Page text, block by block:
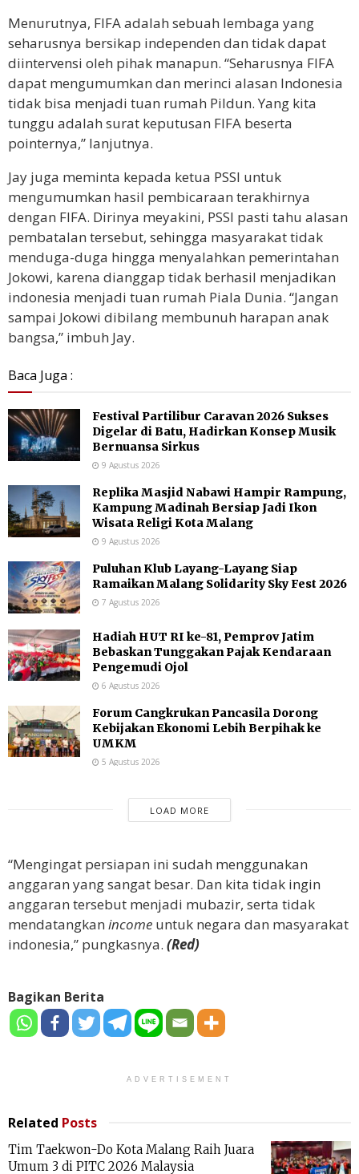
Menurutnya, FIFA adalah sebuah lembaga yang
seharusnya bersikap independen dan tidak dapat
diintervensi oleh pihak manapun. “Seharusnya FIFA
dapat mengumumkan dan merinci alasan Indonesia
tidak bisa menjadi tuan rumah Pildun. Yang kita
tunggu adalah surat keputusan FIFA beserta
pointernya,” lanjutnya.
Jay juga meminta kepada ketua PSSI untuk
mengumumkan hasil pembicaraan terakhirnya
dengan FIFA. Dirinya meyakini, PSSI pasti tahu alasan
pembatalan tersebut, sehingga masyarakat tidak
menduga-duga hingga menyalahkan pemerintahan
Jokowi, karena dianggap tidak berhasil menjadikan
indonesia menjadi tuan rumah Piala Dunia. “Jangan
sampai Jokowi dibilang membunuh harapan anak
bangsa,” imbuh Jay.
Baca Juga :
Festival Partilibur Caravan 2026 Sukses
Digelar di Batu, Hadirkan Konsep Musik
Bernuansa Sirkus
9 Agustus 2026
Replika Masjid Nabawi Hampir Rampung,
Kampung Madinah Bersiap Jadi Ikon
Wisata Religi Kota Malang
9 Agustus 2026
Puluhan Klub Layang-Layang Siap
Ramaikan Malang Solidarity Sky Fest 2026
7 Agustus 2026
Hadiah HUT RI ke-81, Pemprov Jatim
Bebaskan Tunggakan Pajak Kendaraan
Pengemudi Ojol
6 Agustus 2026
Forum Cangkrukan Pancasila Dorong
Kebijakan Ekonomi Lebih Berpihak ke
UMKM
5 Agustus 2026
LOAD MORE
“Mengingat persiapan ini sudah menggunakan
anggaran yang sangat besar. Dan kita tidak ingin
anggaran tersebut menjadi mubazir, serta tidak
mendatangkan income untuk negara dan masyarakat
indonesia,” pungkasnya. (Red)
Bagikan Berita
ADVERTISEMENT
Related Posts
Tim Taekwon-Do Kota Malang Raih Juara
Umum 3 di PITC 2026 Malaysia